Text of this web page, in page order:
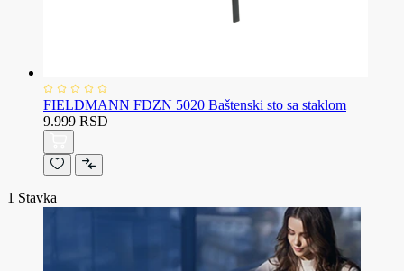
FIELDMANN FDZN 5020 Baštenski sto sa staklom
9.999 RSD
1 Stavka